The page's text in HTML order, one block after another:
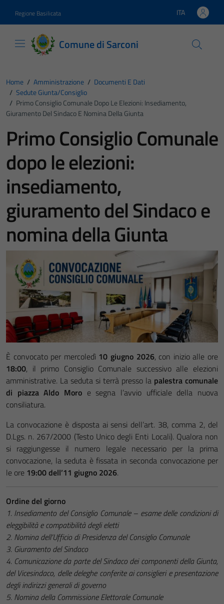
Regione Basilicata Lingua attiva:
ITA
Comune di Sarconi
Home / Amministrazione / Documenti E Dati
/ Sedute Giunta/consiglio
/ Primo Consiglio Comunale Dopo Le Elezioni: Insediamento,
Giuramento Del Sindaco E Nomina Della Giunta
Primo Consiglio Comunale
dopo le elezioni:
insediamento,
giuramento del Sindaco e
nomina della Giunta
È convocato per mercoledì 10 giugno 2026, con inizio alle ore
18:00, il primo Consiglio Comunale successivo alle elezioni
amministrative. La seduta si terrà presso la palestra comunale
di piazza Aldo Moro e segna l’avvio ufficiale della nuova
consiliatura.
La convocazione è disposta ai sensi dell’art. 38, comma 2, del
D.Lgs. n. 267/2000 (Testo Unico degli Enti Locali). Qualora non
si raggiungesse il numero legale necessario per la prima
convocazione, la seduta è fissata in seconda convocazione per
le ore 19:00 dell’11 giugno 2026.
Ordine del giorno
1. Insediamento del Consiglio Comunale – esame delle condizioni di
eleggibilità e compatibilità degli eletti
2. Nomina dell’Ufficio di Presidenza del Consiglio Comunale
3. Giuramento del Sindaco
4. Comunicazione da parte del Sindaco dei componenti della Giunta,
del Vicesindaco, delle deleghe conferite ai consiglieri e presentazione
degli indirizzi generali di governo
5. Nomina della Commissione Elettorale Comunale